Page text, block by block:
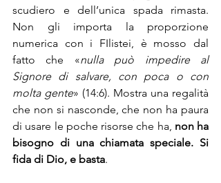
scudiero e dell’unica spada rimasta.
Non gli importa la proporzione
numerica con i FIlistei, è mosso dal
fatto che «nulla può impedire al
Signore di salvare, con poca o con
molta gente» (14:6). Mostra una regalità
che non si nasconde, che non ha paura
di usare le poche risorse che ha, non ha
bisogno di una chiamata speciale. Si
fida di Dio, e basta.